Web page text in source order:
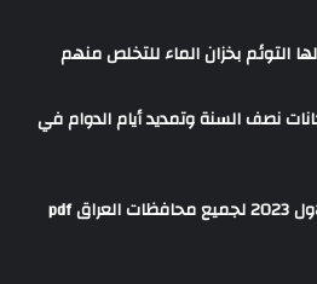
التوئم بخزان الماء للتخلص منهم
نصف السنة وتمديد أيام الدوام في
نتائج السادس ابتدائي الدور الاول 2023 لجميع محافظات العراق pdf